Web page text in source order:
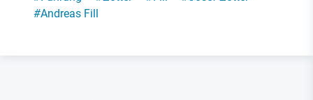
#Andreas Fill